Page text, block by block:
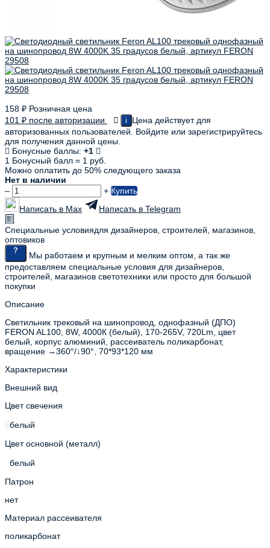
158 ₽ Розничная цена
101 ₽ после авторизации i
Цена действует для
авторизованных пользователей. Войдите или зарегистрируйтесь
для получения данной цены.
Бонусные баллы: +1
1 Бонусный балл = 1 руб.
Можно оплатить до 50% следующего заказа
Нет в наличии
–
+ Купить
Написать в Max
Написать в Telegram
Специальные условиядля дизайнеров, строителей, магазинов,
оптовиков
Мы работаем и крупным и мелким оптом, а так же
предоставляем специальные условия для дизайнеров,
строителей, магазинов светотехники или просто для большой
покупки
Описание
Светильник трековый на шинопровод, однофазный (ДПО)
FERON AL100, 8W, 4000К (белый), 170-265V, 720Lm, цвет
белый, корпус алюминий, рассеиватель поликарбонат,
вращение →360°/↓90°, 70*93*120 мм
Характеристики
Внешний вид
Цвет свечения
белый
Цвет основной (металл)
белый
Патрон
нет
Материал рассеивателя
поликарбонат